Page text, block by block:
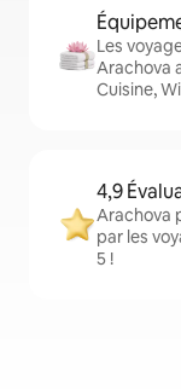
Les
Arachova
Cuisine,
4,9
Arachova
par les
5 !